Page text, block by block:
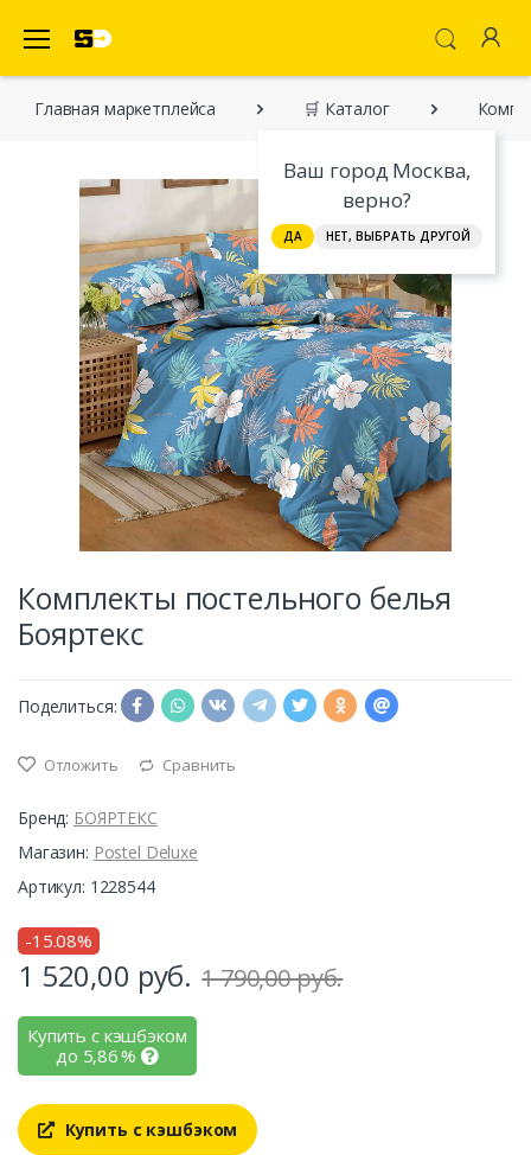
Ваш город Москва,
верно?
ДА НЕТ, ВЫБРАТЬ ДРУГОЙ
Главная марĸетплейса 🛒 Каталог
Комплекты постельного белья
Бояртекс
Поделиться:
Отложить Сравнить
Бренд: БОЯРТЕКС
Магазин: Postel Deluxe
Артикул: 1228544
-15.08%
1 520,00 руб. 1 790,00 руб.
Купить с кэшбэком
до 5,86%
Купить с кэшбэком